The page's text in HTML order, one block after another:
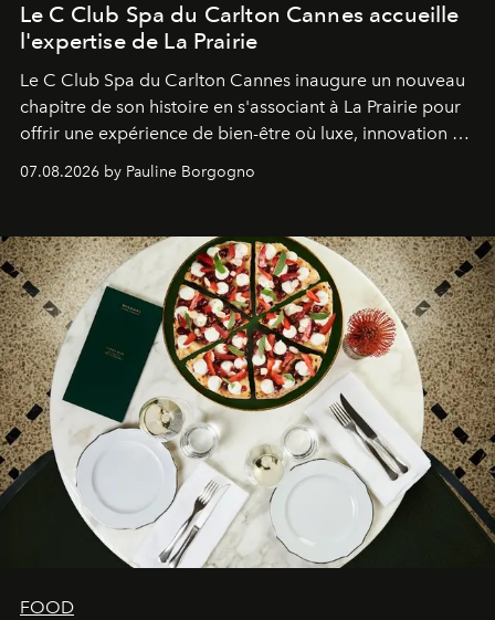
Le C Club Spa du Carlton Cannes accueille
l'expertise de La Prairie
Le C Club Spa du Carlton Cannes inaugure un nouveau
chapitre de son histoire en s'associant à La Prairie pour
offrir une expérience de bien-être où luxe, innovation et
expertise se rencontrent.
07.08.2026 by Pauline Borgogno
FOOD